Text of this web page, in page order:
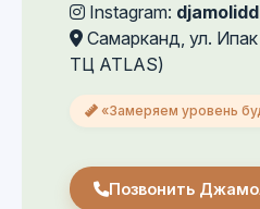
Instagram:
Самарканд, ул.
ТЦ ATLAS)
«Замеряем уровень
Позвонить